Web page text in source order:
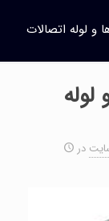
و لوله اتصالات
لوله
در